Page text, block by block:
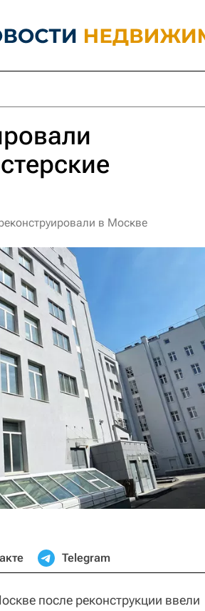
в Москве
Telegram
после реконструкции ввели